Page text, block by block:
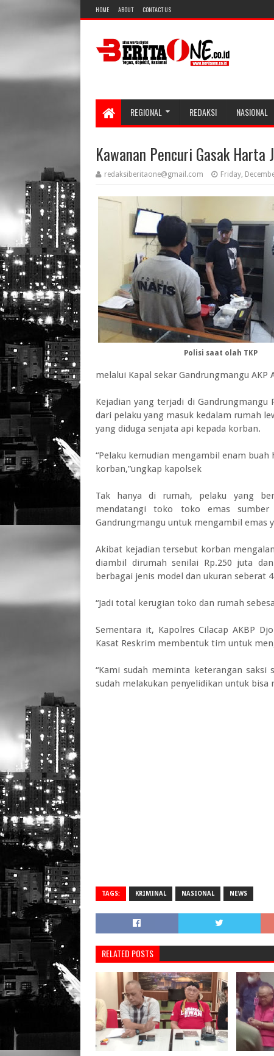
HOME ABOUT CONTACT US
REGIONAL REDAKSI NASIONAL
Kawanan Pencuri Gasak Harta
redaksiberitaone@gmail.com Friday,
Polisi saat olah TKP
melalui Kapal sekar Gandrungmangu AKP
Kejadian yang terjadi di
dari pelaku yang masuk kedalam rumah
yang diduga senjata api kepada korban.
“Pelaku kemudian mengambil enam
korban,”ungkap kapolsek
Tak hanya di rumah, pelaku yang
mendatangi toko toko emas
Gandrungmangu untuk mengambil emas
Akibat kejadian tersebut korban
diambil dirumah senilai Rp.250 juta
berbagai jenis model dan ukuran seberat
“Jadi total kerugian toko dan rumah
Sementara it, Kapolres Cilacap AKBP
Kasat Reskrim membentuk tim untuk
“Kami sudah meminta keterangan saksi
sudah melakukan penyelidikan untuk bisa
TAGS: KRIMINAL NASIONAL NEWS
RELATED POSTS